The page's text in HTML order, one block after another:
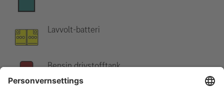
Lavvolt-batteri
Bensin drivstofftank